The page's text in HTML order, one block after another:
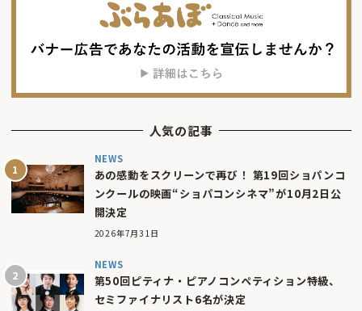
人気の記事
NEWS
あの感動をスクリーンで再び！ 第19回ショパンコ
ンクールの映画“ショパコンシネマ”が10月2日公
開決定
2026年7月31日
NEWS
第50回ピティナ・ピアノコンペティション特級、
セミファイナリスト6名が決定